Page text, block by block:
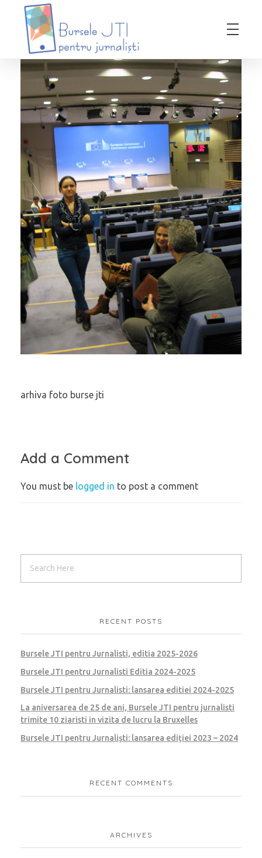
arhiva foto burse jti
Add a Comment
You must be logged in to post a comment
RECENT POSTS
Bursele JTI pentru Jurnalisti, editia 2025-2026
Bursele JTI pentru Jurnalisti Editia 2024-2025
Bursele JTI pentru Jurnalisti: lansarea editiei 2024-2025
La aniversarea de 25 de ani, Bursele JTI pentru jurnalisti
trimite 10 ziaristi in vizita de lucru la Bruxelles
Bursele JTI pentru Jurnaliști: lansarea ediției 2023 – 2024
RECENT COMMENTS
ARCHIVES